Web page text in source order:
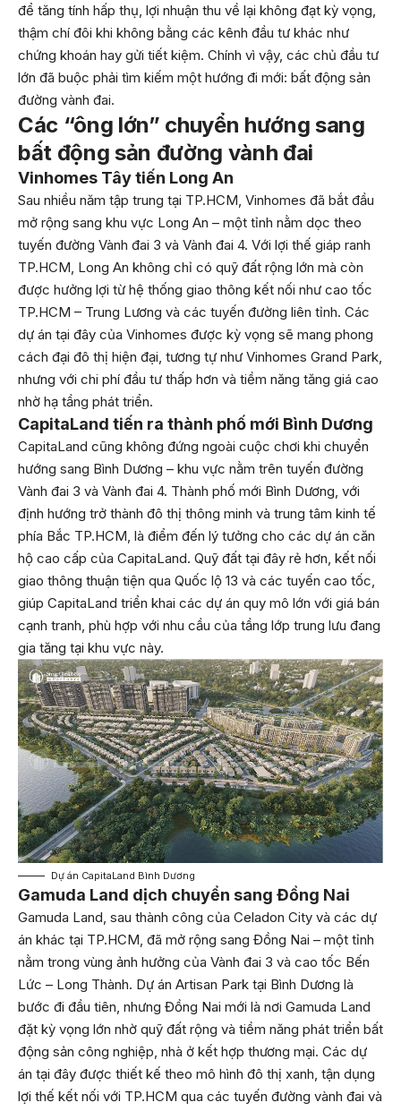
để tăng tính hấp thụ, lợi nhuận thu về lại không đạt kỳ vọng,
thậm chí đôi khi không bằng các kênh đầu tư khác như
chứng khoán hay gửi tiết kiệm. Chính vì vậy, các chủ đầu tư
lớn đã buộc phải tìm kiếm một hướng đi mới: bất động sản
đường vành đai.
Các “ông lớn” chuyển hướng sang
bất động sản đường vành đai
Vinhomes Tây tiến Long An
Sau nhiều năm tập trung tại TP.HCM, Vinhomes đã bắt đầu
mở rộng sang khu vực Long An – một tỉnh nằm dọc theo
tuyến đường Vành đai 3 và Vành đai 4. Với lợi thế giáp ranh
TP.HCM, Long An không chỉ có quỹ đất rộng lớn mà còn
được hưởng lợi từ hệ thống giao thông kết nối như cao tốc
TP.HCM – Trung Lương và các tuyến đường liên tỉnh. Các
dự án tại đây của Vinhomes được kỳ vọng sẽ mang phong
cách đại đô thị hiện đại, tương tự như Vinhomes Grand Park,
nhưng với chi phí đầu tư thấp hơn và tiềm năng tăng giá cao
nhờ hạ tầng phát triển.
CapitaLand tiến ra thành phố mới Bình Dương
CapitaLand cũng không đứng ngoài cuộc chơi khi chuyển
hướng sang Bình Dương – khu vực nằm trên tuyến đường
Vành đai 3 và Vành đai 4. Thành phố mới Bình Dương, với
định hướng trở thành đô thị thông minh và trung tâm kinh tế
phía Bắc TP.HCM, là điểm đến lý tưởng cho các dự án căn
hộ cao cấp của CapitaLand. Quỹ đất tại đây rẻ hơn, kết nối
giao thông thuận tiện qua Quốc lộ 13 và các tuyến cao tốc,
giúp CapitaLand triển khai các dự án quy mô lớn với giá bán
cạnh tranh, phù hợp với nhu cầu của tầng lớp trung lưu đang
gia tăng tại khu vực này.
Dự án CapitaLand Bình Dương
Gamuda Land dịch chuyển sang Đồng Nai
Gamuda Land, sau thành công của Celadon City và các dự
án khác tại TP.HCM, đã mở rộng sang Đồng Nai – một tỉnh
nằm trong vùng ảnh hưởng của Vành đai 3 và cao tốc Bến
Lức – Long Thành. Dự án Artisan Park tại Bình Dương là
bước đi đầu tiên, nhưng Đồng Nai mới là nơi Gamuda Land
đặt kỳ vọng lớn nhờ quỹ đất rộng và tiềm năng phát triển bất
động sản công nghiệp, nhà ở kết hợp thương mại. Các dự
án tại đây được thiết kế theo mô hình đô thị xanh, tận dụng
lợi thế kết nối với TP.HCM qua các tuyến đường vành đai và